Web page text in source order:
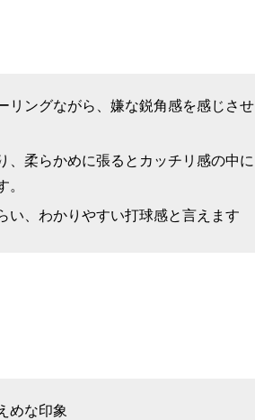
リングながら、嫌な鋭角感を感じさせ
、柔らかめに張るとカッチリ感の中に
。
い、わかりやすい打球感と言えます
めな印象